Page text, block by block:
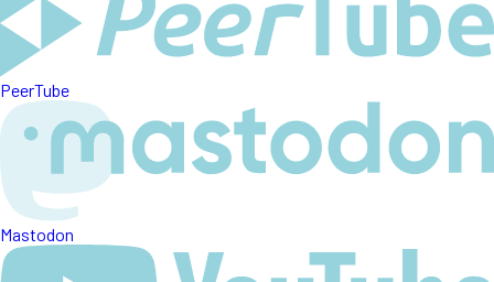
PeerTube
Mastodon